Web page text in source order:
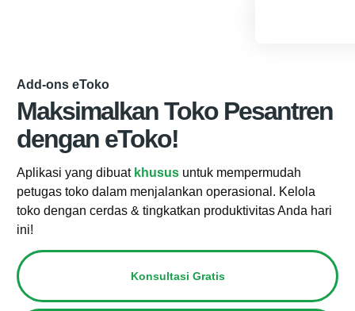
Add-ons eToko
Maksimalkan Toko Pesantren
dengan eToko!
Aplikasi yang dibuat khusus untuk mempermudah
petugas toko dalam menjalankan operasional. Kelola
toko dengan cerdas & tingkatkan produktivitas Anda hari
ini!
Konsultasi Gratis